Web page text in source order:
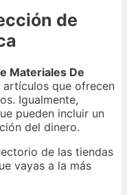
de
Materiales De
artículos que ofrecen
Igualmente,
pueden incluir un
del dinero.
de las tiendas
vayas a la más